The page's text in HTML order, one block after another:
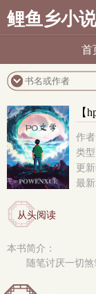
鲤鱼乡小
首
【
作者
类
更
最新
从头阅读
本书简介：
随笔讨厌一切